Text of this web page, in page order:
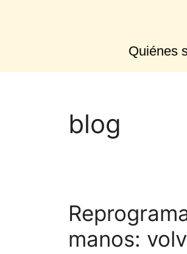
Quiénes
blog
manos: